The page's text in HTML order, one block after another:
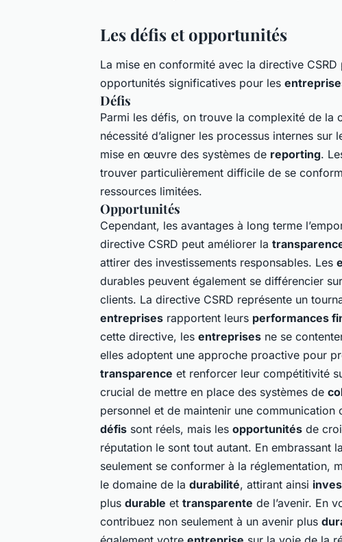
Les défis et opportunités
La mise en conformité avec la directive
opportunités significatives pour les
Défis
Parmi les défis, on trouve la complexité de la
nécessité d’aligner les processus internes sur
mise en œuvre des systèmes de reporting.
trouver particulièrement difficile de se
ressources limitées.
Opportunités
Cependant, les avantages à long terme
directive CSRD peut améliorer la
attirer des investissements responsables. Les
durables peuvent également se différencier
clients. La directive CSRD représente un
entreprises rapportent leurs performances
cette directive, les entreprises ne se
elles adoptent une approche proactive pour
transparence et renforcer leur compétitivité
crucial de mettre en place des systèmes de
personnel et de maintenir une
défis sont réels, mais les opportunités de
réputation le sont tout autant. En embrassant
seulement se conformer à la réglementation,
le domaine de la durabilité, attirant ainsi
plus durable et transparente de l’avenir. En
contribuez non seulement à un avenir plus